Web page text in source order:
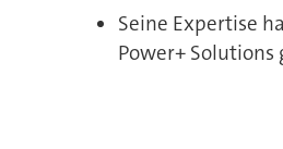
Seine Expertise
Power+ Solutions